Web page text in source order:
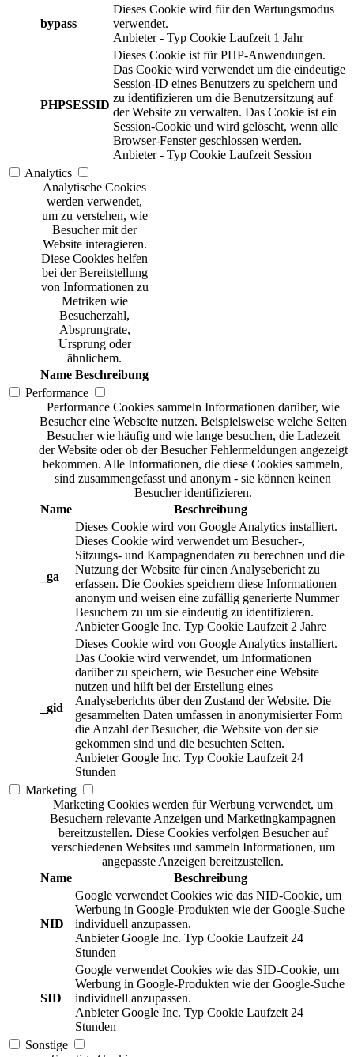
bypass
Dieses Cookie wird für den Wartungsmodus
verwendet.
Anbieter - Typ Cookie Laufzeit 1 Jahr
PHPSESSID
Dieses Cookie ist für PHP-Anwendungen.
Das Cookie wird verwendet um die eindeutige
Session-ID eines Benutzers zu speichern und
zu identifizieren um die Benutzersitzung auf
der Website zu verwalten. Das Cookie ist ein
Session-Cookie und wird gelöscht, wenn alle
Browser-Fenster geschlossen werden.
Anbieter - Typ Cookie Laufzeit Session
Analytics
Analytische Cookies
werden verwendet,
um zu verstehen, wie
Besucher mit der
Website interagieren.
Diese Cookies helfen
bei der Bereitstellung
von Informationen zu
Metriken wie
Besucherzahl,
Absprungrate,
Ursprung oder
ähnlichem.
Name Beschreibung
Performance
Performance Cookies sammeln Informationen darüber, wie
Besucher eine Webseite nutzen. Beispielsweise welche Seiten
Besucher wie häufig und wie lange besuchen, die Ladezeit
der Website oder ob der Besucher Fehlermeldungen angezeigt
bekommen. Alle Informationen, die diese Cookies sammeln,
sind zusammengefasst und anonym - sie können keinen
Besucher identifizieren.
Name
Beschreibung
_ga
Dieses Cookie wird von Google Analytics installiert.
Dieses Cookie wird verwendet um Besucher-,
Sitzungs- und Kampagnendaten zu berechnen und die
Nutzung der Website für einen Analysebericht zu
erfassen. Die Cookies speichern diese Informationen
anonym und weisen eine zufällig generierte Nummer
Besuchern zu um sie eindeutig zu identifizieren.
Anbieter Google Inc. Typ Cookie Laufzeit 2 Jahre
_gid
Dieses Cookie wird von Google Analytics installiert.
Das Cookie wird verwendet, um Informationen
darüber zu speichern, wie Besucher eine Website
nutzen und hilft bei der Erstellung eines
Analyseberichts über den Zustand der Website. Die
gesammelten Daten umfassen in anonymisierter Form
die Anzahl der Besucher, die Website von der sie
gekommen sind und die besuchten Seiten.
Anbieter Google Inc. Typ Cookie Laufzeit 24
Stunden
Marketing
Marketing Cookies werden für Werbung verwendet, um
Besuchern relevante Anzeigen und Marketingkampagnen
bereitzustellen. Diese Cookies verfolgen Besucher auf
verschiedenen Websites und sammeln Informationen, um
angepasste Anzeigen bereitzustellen.
Name
Beschreibung
NID
Google verwendet Cookies wie das NID-Cookie, um
Werbung in Google-Produkten wie der Google-Suche
individuell anzupassen.
Anbieter Google Inc. Typ Cookie Laufzeit 24
Stunden
SID
Google verwendet Cookies wie das SID-Cookie, um
Werbung in Google-Produkten wie der Google-Suche
individuell anzupassen.
Anbieter Google Inc. Typ Cookie Laufzeit 24
Stunden
Sonstige